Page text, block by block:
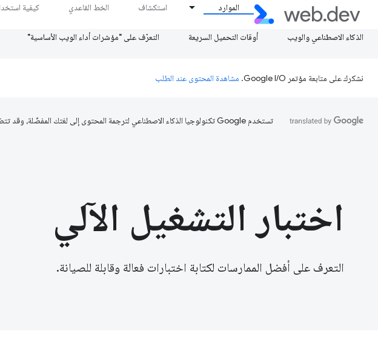
الموارد استكشاف الخط القاعدي كيفية
الذكاء الاصطناعي والويب أوقات التحميل السريعة التعرّف على "مؤشرات أداء الويب الأساسية"
نشكرك على متابعة مؤتمر Google I/O. مشاهدة المحتوى عند الطلب
تستخدم Google تكنولوجيا الذكاء الاصطناعي لترجمة المحتوى إلى لغتك المفضّلة، وقد تتضمّن بعض الأخطاء.
اختبار التشغيل الآلي
التعرف على أفضل الممارسات لكتابة اختبارات فعالة وقابلة للصيانة.